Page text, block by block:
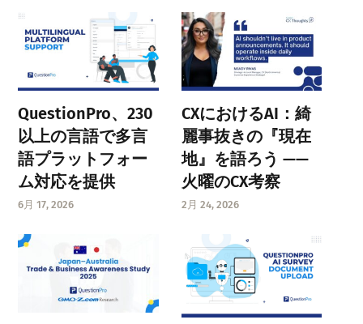
QuestionPro、230
以上の言語で多言
語プラットフォー
ム対応を提供
6月 17, 2026
CXにおけるAI：綺
麗事抜きの『現在
地』を語ろう ——
火曜のCX考察
2月 24, 2026